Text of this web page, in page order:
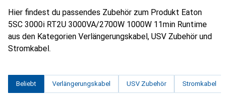
Hier findest du passendes Zubehör zum Produkt Eaton
5SC 3000i RT2U 3000VA/2700W 1000W 11min Runtime
aus den Kategorien Verlängerungskabel, USV Zubehör und
Stromkabel.
Beliebt Verlängerungskabel USV Zubehör Stromkabel